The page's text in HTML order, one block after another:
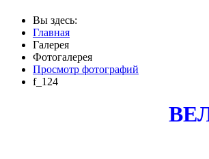
Вы здесь:
Главная
Галерея
Фотогалерея
Просмотр фотографий
f_124